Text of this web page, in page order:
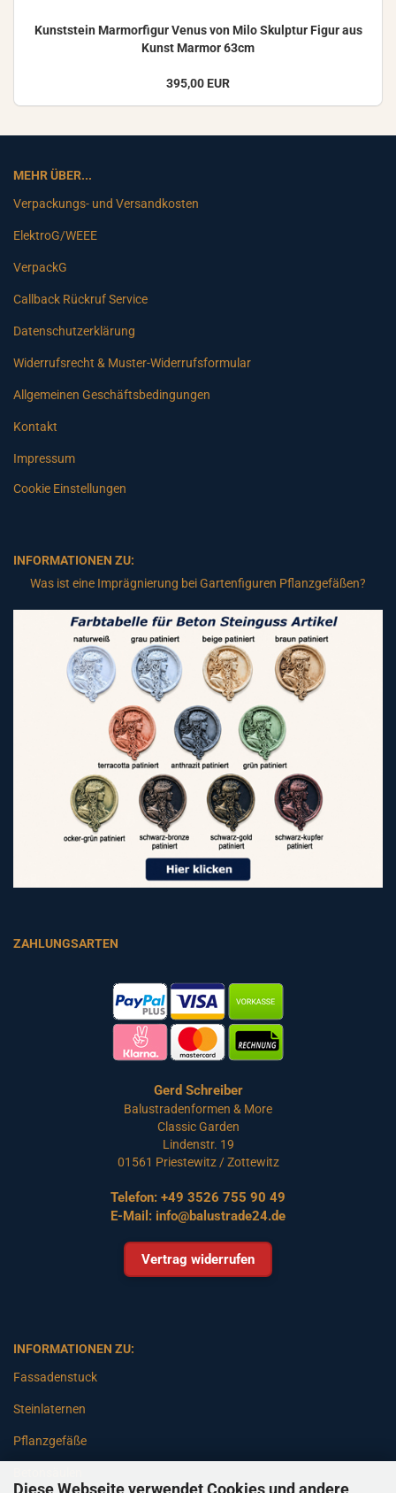
Diese Webseite verwendet Cookies und andere
Kunst­stein Mar­mor­fi­gur Venus von Milo Skulp­tur Figur aus
Kunst Mar­mor 63cm
395,00 EUR
MEHR ÜBER...
Verpackungs- und Versandkosten
ElektroG/WEEE
VerpackG
Callback Rückruf Service
Datenschutzerklärung
Widerrufsrecht & Muster-Widerrufsformular
Allgemeinen Geschäftsbedingungen
Kontakt
Impressum
Cookie Einstellungen
INFORMATIONEN ZU:
Was ist eine Imprägnierung bei Gartenfiguren Pflanzgefäßen?
ZAHLUNGSARTEN
Gerd Schreiber
Balustradenformen & More
Classic Garden
Lindenstr. 19
01561 Priestewitz / Zottewitz
Telefon: +49 3526 755 90 49
E-Mail: info@balustrade24.de
Vertrag widerrufen
INFORMATIONEN ZU:
Fassadenstuck
Steinlaternen
Pflanzgefäße